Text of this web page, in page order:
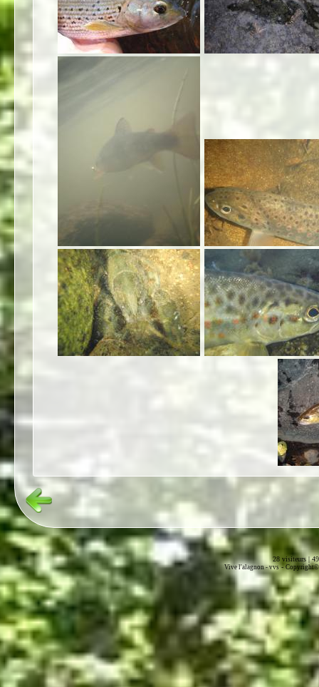
28 visiteurs |
Vive l'alagnon -vvs-Copyright©